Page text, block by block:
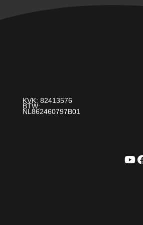
KVK: 82413576
BTW:
NL862460797B01